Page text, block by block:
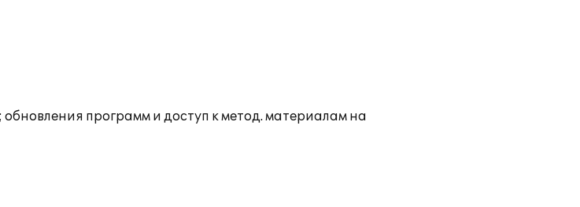
программ и доступ к метод. материалам на